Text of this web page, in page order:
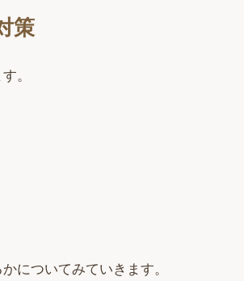
策
。
についてみていきます。